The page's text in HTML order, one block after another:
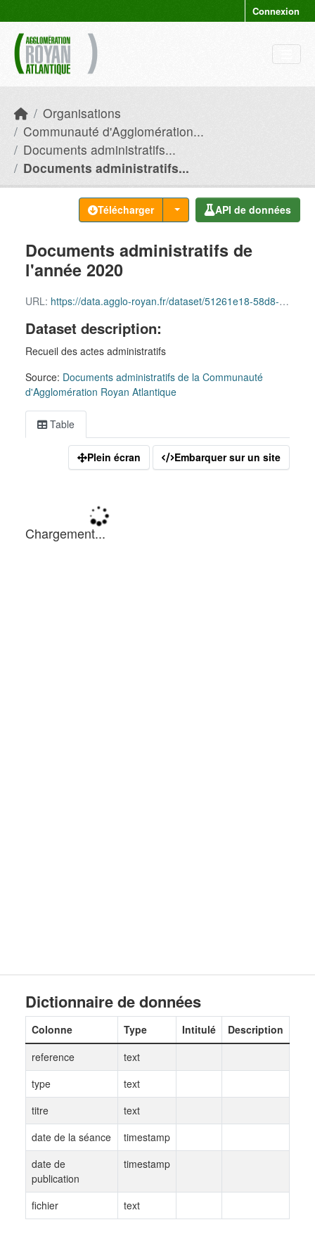
Connexion
Organisations
Communauté d'Agglomération...
Documents administratifs...
Documents administratifs...
Télécharger API de données
Documents administratifs de
l'année 2020
URL: https://data.agglo-royan.fr/dataset/51261e18-58d8-4fe4-9954-a6aa554f880a/resource/6c76c34d-3941-4de9-9569-66cad1781fe8/download/documents_administratifs_2020.csv
Dataset description:
Recueil des actes administratifs
Source: Documents administratifs de la Communauté
d'Agglomération Royan Atlantique
Table
Plein écran Embarquer sur un site
Dictionnaire de données
Colonne Type Intitulé
Description
reference
text
type
text
titre
text
date de la séance
timestamp
date de
publication
timestamp
fichier text